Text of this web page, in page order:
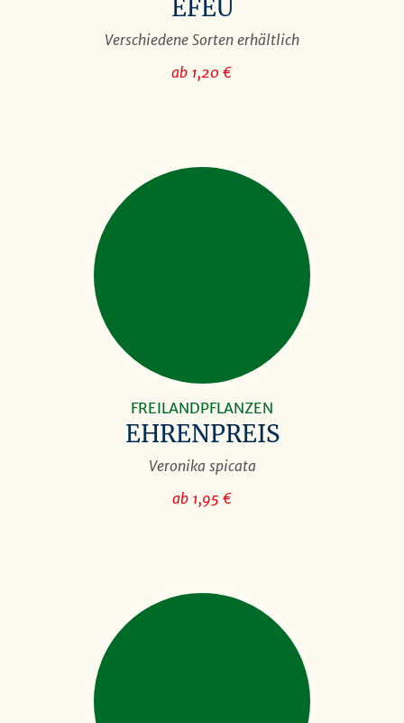
EFEU
Verschiedene Sorten erhältlich
ab 1,20 €
EHRENPREIS
FREILANDPFLANZEN
Veronika spicata
ab 1,95 €